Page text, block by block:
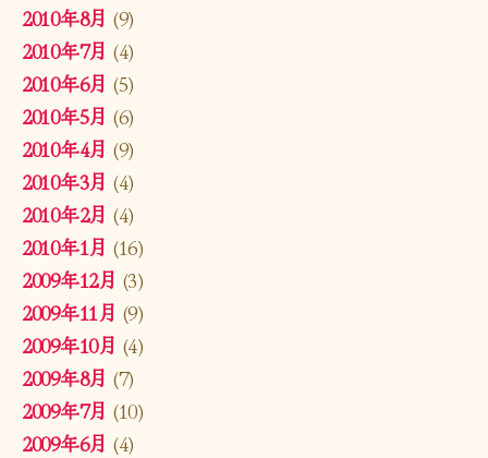
2010年8月 (9)
2010年7月 (4)
2010年6月 (5)
2010年5月 (6)
2010年4月 (9)
2010年3月 (4)
2010年2月 (4)
2010年1月 (16)
2009年12月 (3)
2009年11月 (9)
2009年10月 (4)
2009年8月 (7)
2009年7月 (10)
2009年6月 (4)